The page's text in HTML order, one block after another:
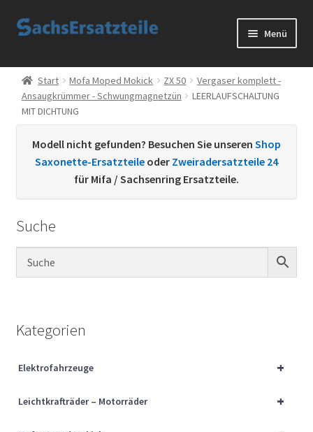
Zur
Zum
Menü
Start
AGB
Datenschutzerklärung
Sachs Ersatzteile
Über uns
Vertrag widerrufen
Widerrufsbelehrung
Start Mofa Moped Mokick ZX 50
Vergaser komplett -
Ansaugkrümmer - Schwungmagnetzün
LEERLAUFSCHALTUNG
MIT DICHTUNG
Modell nicht gefunden? Besuchen Sie unseren Shop
Saxonette-Ersatzteile oder Zweiradersatzteile 24
für Mifa / Sachsenring Ersatzteile.
Suche
Kategorien
+
Elektrofahrzeuge
+
Leichtkrafträder – Motorräder